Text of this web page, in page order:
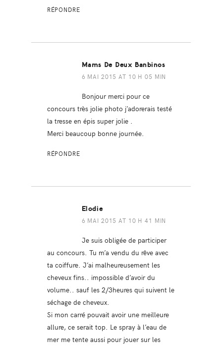
RÉPONDRE
Mams De Deux Banbinos
6 MAI 2015 AT 10 H 05 MIN
Bonjour merci pour ce
concours très jolie photo j’adorerais testé
la tresse en épis super jolie .
Merci beaucoup bonne journée.
RÉPONDRE
Elodie
6 MAI 2015 AT 10 H 41 MIN
Je suis obligée de participer
au concours. Tu m’a vendu du rêve avec
ta coiffure. J’ai malheureusement les
cheveux fins.. impossible d’avoir du
volume.. sauf les 2/3heures qui suivent le
séchage de cheveux.
Si mon carré pouvait avoir une meilleure
allure, ce serait top. Le spray à l’eau de
mer me tente aussi pour jouer sur les